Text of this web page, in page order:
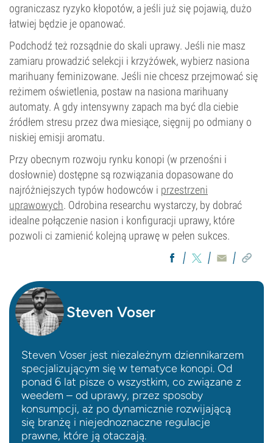
ograniczasz ryzyko kłopotów, a jeśli już się pojawią, dużo
łatwiej będzie je opanować.
Podchodź też rozsądnie do skali uprawy. Jeśli nie masz
zamiaru prowadzić selekcji i krzyżówek, wybierz nasiona
marihuany feminizowane. Jeśli nie chcesz przejmować się
reżimem oświetlenia, postaw na nasiona marihuany
automaty. A gdy intensywny zapach ma być dla ciebie
źródłem stresu przez dwa miesiące, sięgnij po odmiany o
niskiej emisji aromatu.
Przy obecnym rozwoju rynku konopi (w przenośni i
dosłownie) dostępne są rozwiązania dopasowane do
najróżniejszych typów hodowców i przestrzeni
uprawowych. Odrobina researchu wystarczy, by dobrać
idealne połączenie nasion i konfiguracji uprawy, które
pozwoli ci zamienić kolejną uprawę w pełen sukces.
Steven Voser
Steven Voser jest niezależnym dziennikarzem
specjalizującym się w tematyce konopi. Od
ponad 6 lat pisze o wszystkim, co związane z
weedem – od uprawy, przez sposoby
konsumpcji, aż po dynamicznie rozwijającą
się branżę i niejednoznaczne regulacje
prawne, które ją otaczają.